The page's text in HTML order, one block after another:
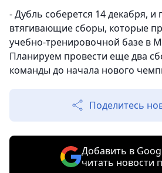
- Дубль соберется 14 декабря, и
втягивающие сборы, которые
учебно-тренировочной базе в
Планируем провести еще два
команды до начала нового
Поделитесь
Добавить в
читать новости